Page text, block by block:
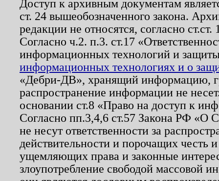
Доступ к архивным документам
ст. 24 вышеобозначенного закона.
редакции не относятся, согласно
Согласно ч.2. п.3. ст.17
информационных технологий и
информационных технологиях и о
«Дебри-ДВ», хранящий информацию,
распространение информации не
основании ст.8 «Право на доступ к
Согласно пп.3,4,6 ст.57 Закона РФ «О
не несут ответственности за
действительности и порочащих честь
ущемляющих права и законные
злоупотребление свободой массовой